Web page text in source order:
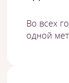
Во всех
одной